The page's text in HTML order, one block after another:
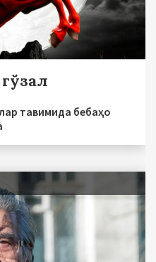
тавимида бебаҳо